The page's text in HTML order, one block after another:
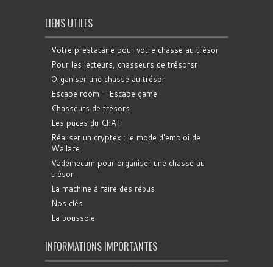
LIENS UTILES
Votre prestataire pour votre chasse au trésor
Pour les lecteurs, chasseurs de trésorsr
Organiser une chasse au trésor
Escape room - Escape game
Chasseurs de trésors
Les puces du ChAT
Réaliser un cryptex : le mode d'emploi de
Wallace
Vademecum pour organiser une chasse au
trésor
La machine à faire des rébus
Nos clés
La boussole
INFORMATIONS IMPORTANTES